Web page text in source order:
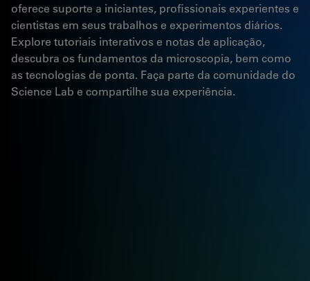
oferece suporte a iniciantes, profissionais experientes e
cientistas em seus trabalhos e experimentos diários.
Explore tutoriais interativos e notas de aplicação,
descubra os fundamentos da microscopia, bem como
as tecnologias de ponta. Faça parte da comunidade do
Science Lab e compartilhe sua experiência.